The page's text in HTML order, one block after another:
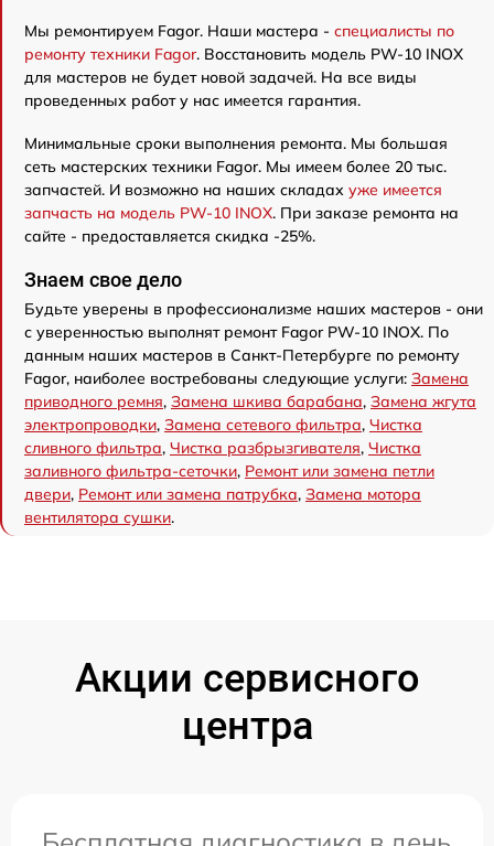
Мы ремонтируем Fagor. Наши мастера - специалисты по
ремонту техники Fagor. Восстановить модель PW-10 INOX
для мастеров не будет новой задачей. На все виды
проведенных работ у нас имеется гарантия.
Минимальные сроки выполнения ремонта. Мы большая
сеть мастерских техники Fagor. Мы имеем более 20 тыс.
запчастей. И возможно на наших складах уже имеется
запчасть на модель PW-10 INOX. При заказе ремонта на
сайте - предоставляется скидка -25%.
Знаем свое дело
Будьте уверены в профессионализме наших мастеров - они
с уверенностью выполнят ремонт Fagor PW-10 INOX. По
данным наших мастеров в Санкт-Петербурге по ремонту
Fagor, наиболее востребованы следующие услуги: Замена
приводного ремня, Замена шкива барабана, Замена жгута
электропроводки, Замена сетевого фильтра, Чистка
сливного фильтра, Чистка разбрызгивателя, Чистка
заливного фильтра-сеточки, Ремонт или замена петли
двери, Ремонт или замена патрубка, Замена мотора
вентилятора сушки.
Акции сервисного
центра